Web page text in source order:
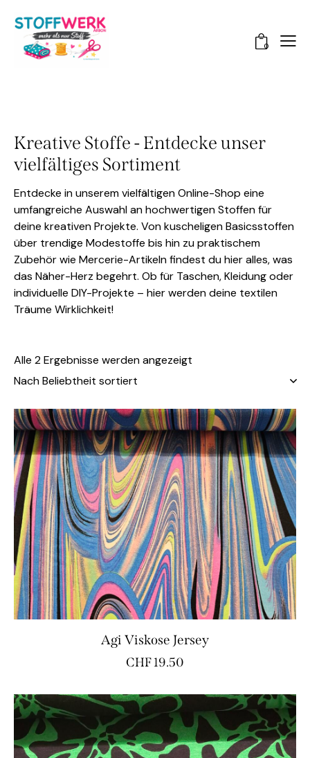
0
Kreative Stoffe - Entdecke unser
vielfältiges Sortiment
Entdecke in unserem vielfältigen Online-Shop eine
umfangreiche Auswahl an hochwertigen Stoffen für
deine kreativen Projekte. Von kuscheligen Basicsstoffen
über trendige Modestoffe bis hin zu praktischem
Zubehör wie Mercerie-Artikeln findest du hier alles, was
das Näher-Herz begehrt. Ob für Taschen, Kleidung oder
individuelle DIY-Projekte – hier werden deine textilen
Träume Wirklichkeit!
Alle 2 Ergebnisse werden angezeigt
Agi Viskose Jersey
CHF19.50